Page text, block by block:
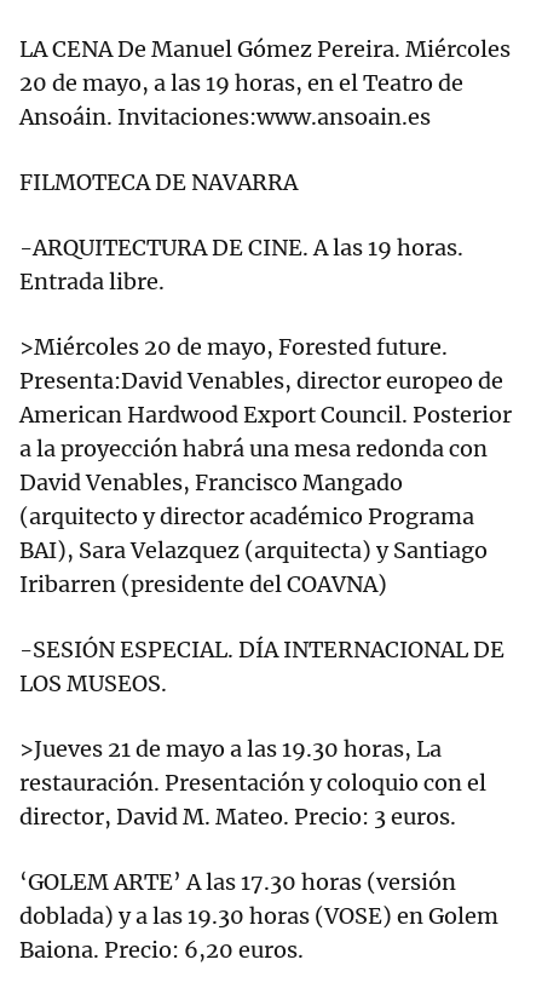
LA CENA De Manuel Gómez Pereira. Miércoles
20 de mayo, a las 19 horas, en el Teatro de
Ansoáin. Invitaciones:www.ansoain.es
FILMOTECA DE NAVARRA
-ARQUITECTURA DE CINE. A las 19 horas.
Entrada libre.
>Miércoles 20 de mayo, Forested future.
Presenta:David Venables, director europeo de
American Hardwood Export Council. Posterior
a la proyección habrá una mesa redonda con
David Venables, Francisco Mangado
(arquitecto y director académico Programa
BAI), Sara Velazquez (arquitecta) y Santiago
Iribarren (presidente del COAVNA)
-SESIÓN ESPECIAL. DÍA INTERNACIONAL DE
LOS MUSEOS.
>Jueves 21 de mayo a las 19.30 horas, La
restauración. Presentación y coloquio con el
director, David M. Mateo. Precio: 3 euros.
‘GOLEM ARTE’ A las 17.30 horas (versión
doblada) y a las 19.30 horas (VOSE) en Golem
Baiona. Precio: 6,20 euros.